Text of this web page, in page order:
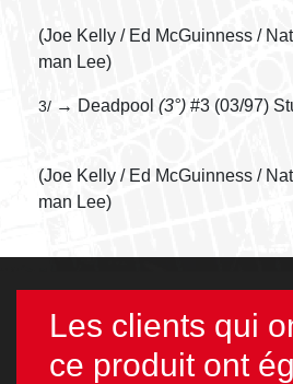
(Joe Kelly / Ed McGuinness /
man Lee)
3/ → Deadpool (3°) #3 (03/97)
(Joe Kelly / Ed McGuinness /
man Lee)
Les clients qui
ce produit ont